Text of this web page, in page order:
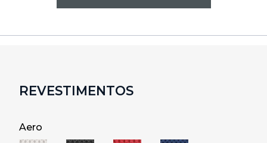
REVESTIMENTOS
Aero